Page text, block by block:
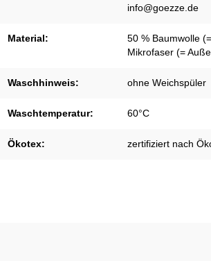
info@goezze.de
Material:
50 % Baumwolle
Mikrofaser (=
Waschhinweis: ohne Weichspüler
Waschtemperatur: 60°C
Ökotex: zertifiziert nach